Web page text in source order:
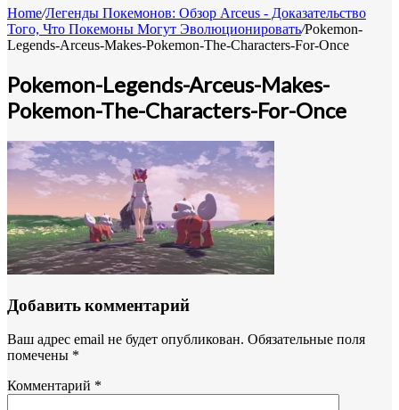
Home/Легенды Покемонов: Обзор Arceus - Доказательство
Того, Что Покемоны Могут Эволюционировать/Pokemon-
Legends-Arceus-Makes-Pokemon-The-Characters-For-Once
Pokemon-Legends-Arceus-Makes-
Pokemon-The-Characters-For-Once
Добавить комментарий
Ваш адрес email не будет опубликован. Обязательные поля
помечены *
Комментарий *